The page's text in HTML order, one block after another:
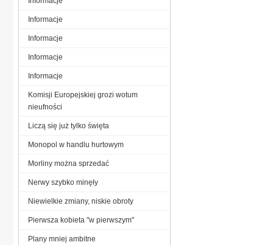
Informacje
Informacje
Informacje
Informacje
Komisji Europejskiej grozi wotum
nieufności
Liczą się już tylko święta
Monopol w handlu hurtowym
Morliny można sprzedać
Nerwy szybko minęły
Niewielkie zmiany, niskie obroty
Pierwsza kobieta "w pierwszym"
Plany mniej ambitne